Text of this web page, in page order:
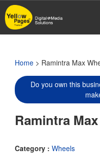
Skip
to
main
Home > Ramintra Max
Do you own this
Ramintra
Category : Wheels